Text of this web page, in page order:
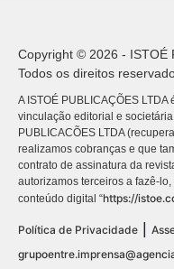
Copyright © 2026 - ISTOÉ
Todos os direitos
A ISTOÉ PUBLICAÇÕES
vinculação editorial e
PUBLICACÕES LTDA
realizamos cobranças e que
contrato de assinatura da
autorizamos terceiros a fazê-
conteúdo digital “https://
Política de Privacidade